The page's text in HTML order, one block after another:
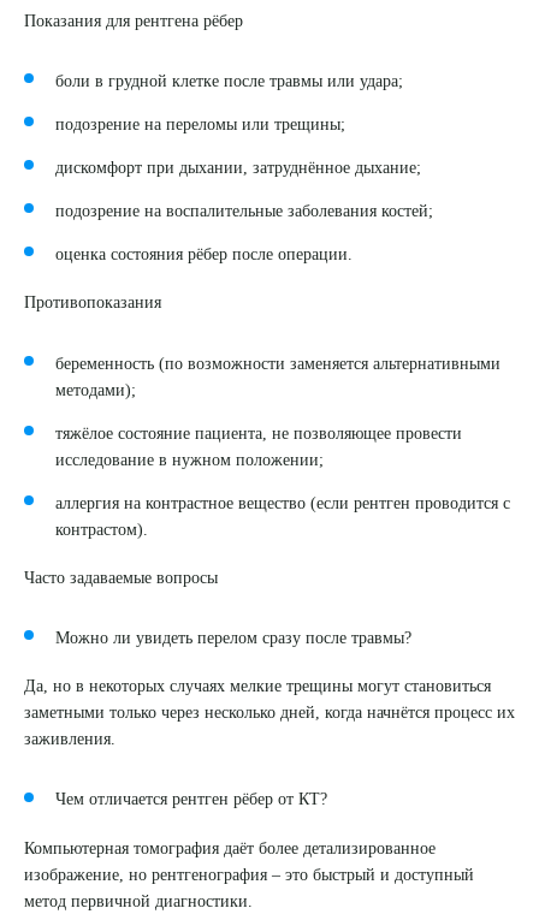
Показания для рентгена рёбер
боли в грудной клетке после травмы или удара;
подозрение на переломы или трещины;
дискомфорт при дыхании, затруднённое дыхание;
подозрение на воспалительные заболевания костей;
оценка состояния рёбер после операции.
Противопоказания
беременность (по возможности заменяется альтернативными
методами);
тяжёлое состояние пациента, не позволяющее провести
исследование в нужном положении;
аллергия на контрастное вещество (если рентген проводится с
контрастом).
Часто задаваемые вопросы
Можно ли увидеть перелом сразу после травмы?
Да, но в некоторых случаях мелкие трещины могут становиться
заметными только через несколько дней, когда начнётся процесс их
заживления.
Чем отличается рентген рёбер от КТ?
Компьютерная томография даёт более детализированное
изображение, но рентгенография – это быстрый и доступный
метод первичной диагностики.
ОТПРАВИТЬ
Я даю согласие наобработку персональных данных